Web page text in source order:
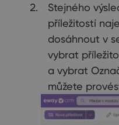
Stejného
příležitostí
dosáhnout v
vybrat
a vybrat
můžete